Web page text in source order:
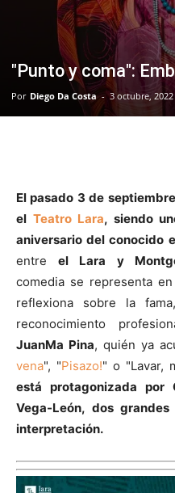
"Punto y coma":
Por Diego Da Costa - 3 octubre, 2022
El pasado 3 de
el Teatro Lara, siendo
aniversario del conocido
entreel Lara y
comedia se representa
reflexiona sobre la
reconocimiento
JuanMa Pina, quién ya
vena", "Pisazo!" o "Lavar,
está protagonizada por
Vega-León, dos
interpretación.